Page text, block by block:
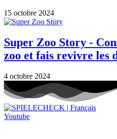
15 octobre 2024
Super Zoo Story -
zoo et fais revivre les
4 octobre 2024
Youtube